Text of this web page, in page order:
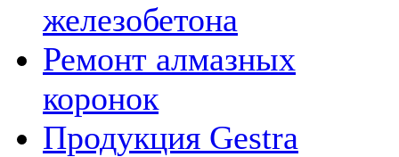
железобетона
Ремонт алмазных
коронок
Продукция Gestra